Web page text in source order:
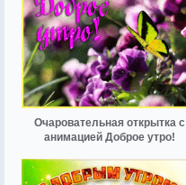
Очаровательная открытка с
анимацией Доброе утро!